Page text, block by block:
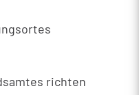
richten